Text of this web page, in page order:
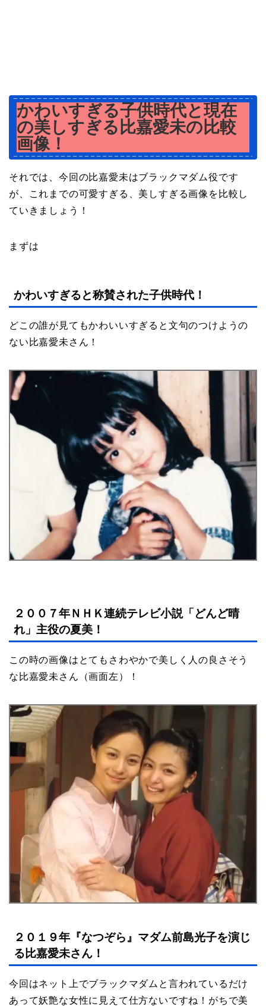
かわいすぎる子供時代と現在
の美しすぎる比嘉愛未の比較
画像！
それでは、今回の比嘉愛未はブラックマダム役です
が、これまでの可愛すぎる、美しすぎる画像を比較し
ていきましょう！
まずは
かわいすぎると称賛された子供時代！
どこの誰が見てもかわいいすぎると文句のつけようの
ない比嘉愛未さん！
２００７年ＮＨＫ連続テレビ小説「どんど晴
れ」主役の夏美！
この時の画像はとてもさわやかで美しく人の良さそう
な比嘉愛未さん（画面左）！
２０１９年『なつぞら』マダム前島光子を演じ
る比嘉愛未さん！
今回はネット上でブラックマダムと言われているだけ
あって妖艶な女性に見えて仕方ないですね！がちで美